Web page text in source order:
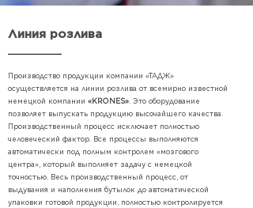
Линия розлива
Производство продукции компании «ТАДЖ»
осуществляется на линии розлива от всемирно известной
немецкой компании «KRONES» . Это оборудование
позволяет выпускать продукцию высочайшего качества.
Производственный процесс исключает полностью
человеческий фактор. Все процессы выполняются
автоматически под полным контролем «мозгового
центра», который выполняет задачу с немецкой
точностью. Весь производственный процесс, от
выдувания и наполнения бутылок до автоматической
упаковки готовой продукции, полностью контролируется